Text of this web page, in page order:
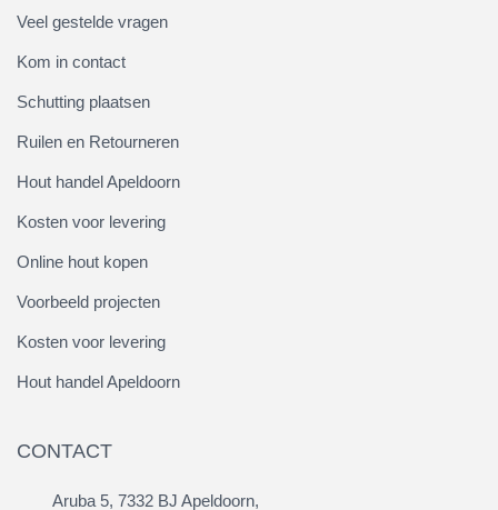
Veel gestelde vragen
Kom in contact
Schutting plaatsen
Ruilen en Retourneren
Hout handel Apeldoorn
Kosten voor levering
Online hout kopen
Voorbeeld projecten
Kosten voor levering
Hout handel Apeldoorn
CONTACT
Aruba 5, 7332 BJ Apeldoorn,